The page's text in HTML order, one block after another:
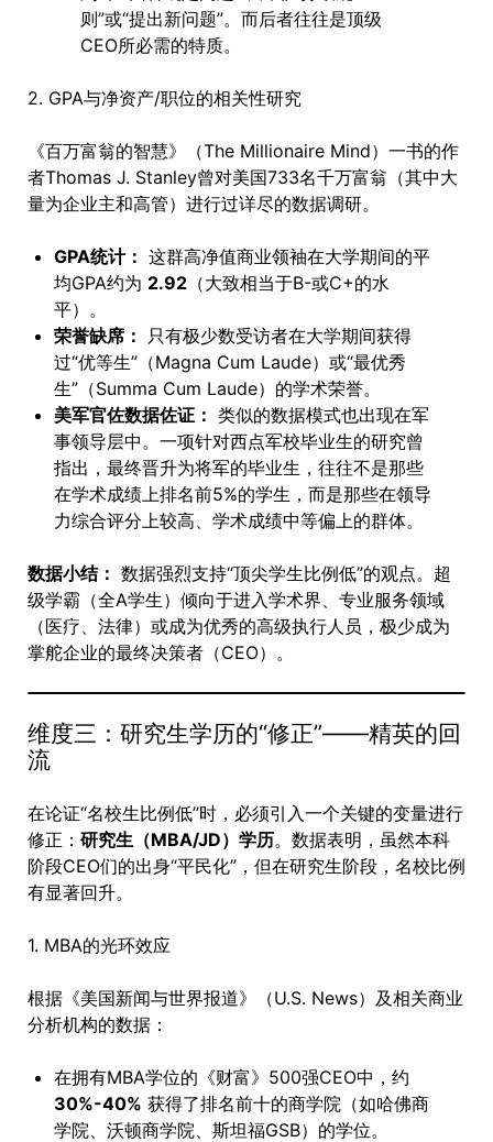
则”或“提出新问题”。而后者往往是顶级
CEO所必需的特质。
2. GPA与净资产/职位的相关性研究
《百万富翁的智慧》（The Millionaire Mind）一书的作
者Thomas J. Stanley曾对美国733名千万富翁（其中大
量为企业主和高管）进行过详尽的数据调研。
GPA统计： 这群高净值商业领袖在大学期间的平
均GPA约为 2.92（大致相当于B-或C+的水
平）。
荣誉缺席：
只有极少数受访者在大学期间获得
过“优等生”（Magna Cum Laude）或“最优秀
生”（Summa Cum Laude）的学术荣誉。
美军官佐数据佐证： 类似的数据模式也出现在军
事领导层中。一项针对西点军校毕业生的研究曾
指出，最终晋升为将军的毕业生，往往不是那些
在学术成绩上排名前5%的学生，而是那些在领导
力综合评分上较高、学术成绩中等偏上的群体。
数据小结： 数据强烈支持“顶尖学生比例低”的观点。超
级学霸（全A学生）倾向于进入学术界、专业服务领域
（医疗、法律）或成为优秀的高级执行人员，极少成为
掌舵企业的最终决策者（CEO）。
维度三：研究生学历的“修正”——精英的回
流
在论证“名校生比例低”时，必须引入一个关键的变量进行
修正： 研究生（MBA/JD）学历。数据表明，虽然本科
阶段CEO们的出身“平民化”，但在研究生阶段，名校比例
有显著回升。
1. MBA的光环效应
根据《美国新闻与世界报道》（U.S. News）及相关商业
分析机构的数据：
在拥有MBA学位的《财富》500强CEO中，约
30%-40% 获得了排名前十的商学院（如哈佛商
学院、沃顿商学院、斯坦福GSB）的学位。